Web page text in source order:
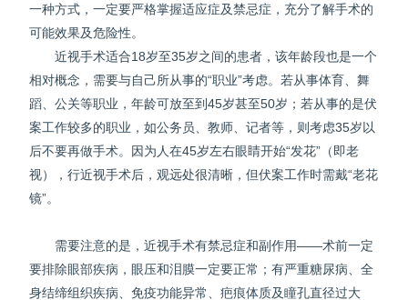
一种方式，一定要严格掌握适应症及禁忌症，充分了解手术的
可能效果及危险性。
近视手术适合18岁至35岁之间的患者，该年龄段也是一个
相对概念，需要与自己所从事的“职业”考虑。若从事体育、舞
蹈、公关等职业，年龄可放至到45岁甚至50岁；若从事的是伏
案工作较多的职业，如公务员、教师、记者等，则考虑35岁以
后不要再做手术。因为人在45岁左右眼睛开始“发花”（即老
视），行近视手术后，观远处很清晰，但伏案工作时需戴“老花
镜”。
需要注意的是，近视手术有禁忌症和副作用——术前一定
要排除眼部疾病，眼压和泪膜一定要正常；有严重糖尿病、全
身结缔组织疾病、免疫功能异常、疤痕体质及瞳孔直径过大